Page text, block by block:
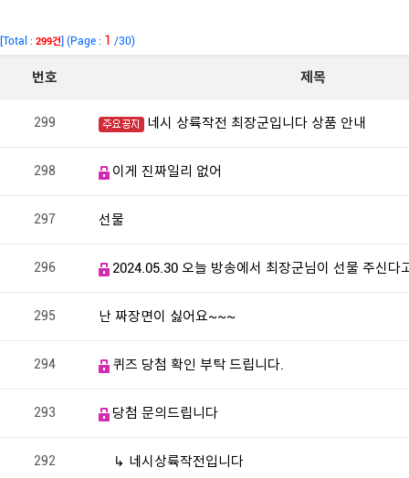
[Total : 299건] (Page : 1 /30)
번호 제목
299 네시 상륙작전 최장군입니다 상품 안내
298 이게 진짜일리 없어
297 선물
296 2024.05.30 오늘 방송에서 최장군님이 선물 주신다
295 난 짜장면이 싫어요~~~
294 퀴즈 당첨 확인 부탁 드립니다.
293 당첨 문의드립니다
292 ↳ 네시상륙작전입니다